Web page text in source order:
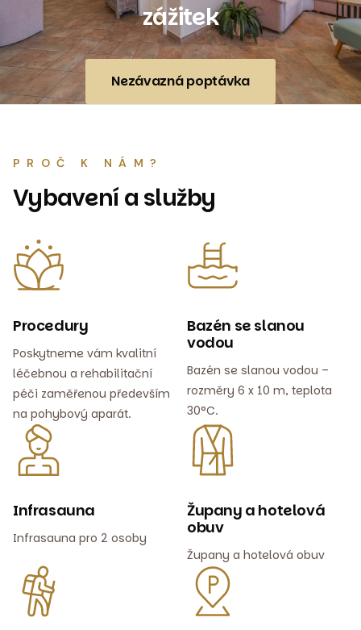
zážitek
Nezávazná poptávka
PROČ K NÁM?
Vybavení a služby
Procedury
Poskytneme vám kvalitní
léčebnou a rehabilitační
péči zaměřenou především
na pohybový aparát.
Bazén se slanou
vodou
Bazén se slanou vodou –
rozměry 6 x 10 m, teplota
30°C.
Infrasauna
Infrasauna pro 2 osoby
Župany a hotelová
obuv
Župany a hotelová obuv